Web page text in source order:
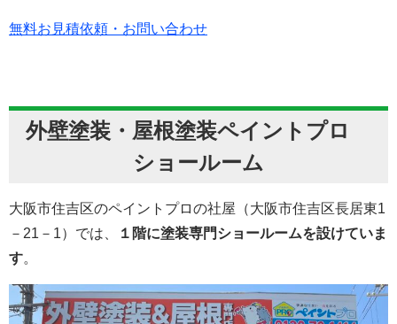
無料お見積依頼・お問い合わせ
外壁塗装・屋根塗装ペイントプロ
ショールーム
大阪市住吉区のペイントプロの社屋（大阪市住吉区長居東1
－21－1）では、
１階に塗装専門ショールームを設けていま
す。